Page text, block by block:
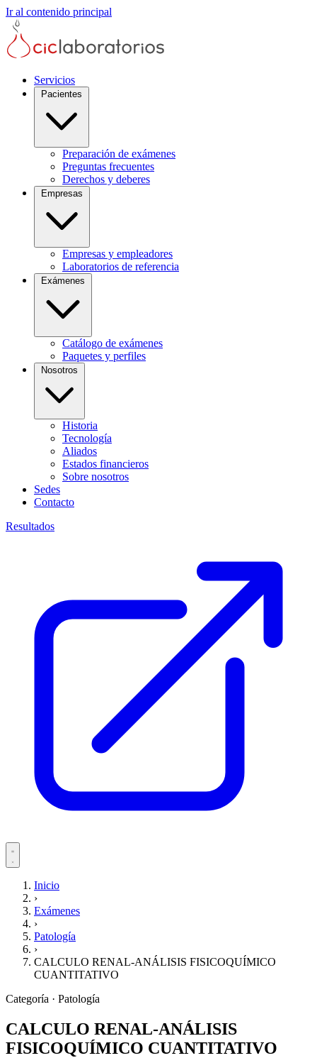
Ir al contenido principal
Servicios
Preparación de exámenes
Preguntas frecuentes
Derechos y deberes
Empresas y empleadores
Laboratorios de referencia
Catálogo de exámenes
Paquetes y perfiles
Historia
Tecnología
Aliados
Estados financieros
Sobre nosotros
Sedes
Contacto
Resultados
Servicios
Inicio
›
Exámenes
›
Patología
›
CALCULO RENAL-ANÁLISIS FISICOQUÍMICO
CUANTITATIVO
Categoría · Patología
CALCULO RENAL-ANÁLISIS
FISICOQUÍMICO CUANTITATIVO